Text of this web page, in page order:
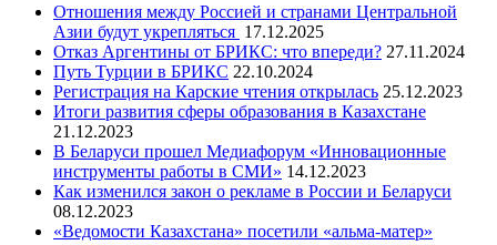
Отношения между Россией и странами Центральной
Азии будут укрепляться 17.12.2025
Отказ Аргентины от БРИКС: что впереди? 27.11.2024
Путь Турции в БРИКС 22.10.2024
Регистрация на Карские чтения открылась 25.12.2023
Итоги развития сферы образования в Казахстане
21.12.2023
В Беларуси прошел Медиафорум «Инновационные
инструменты работы в СМИ» 14.12.2023
Как изменился закон о рекламе в России и Беларуси
08.12.2023
«Ведомости Казахстана» посетили «альма-матер»